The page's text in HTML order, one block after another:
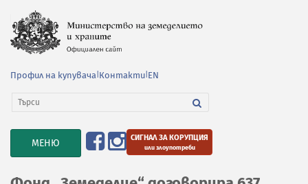
Профил на купувача Контакти EN
TOGGLE
NAVIGATION
МЕНЮ СИГНАЛ ЗА КОРУПЦИЯ
или злоупотреби